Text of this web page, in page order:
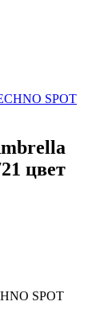
цвет
SPOT